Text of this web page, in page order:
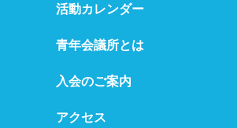
活動カレンダー
青年会議所とは
入会のご案内
アクセス